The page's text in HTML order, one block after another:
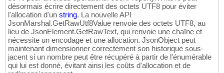
désormais écrire directement des octets UTF8 pour éviter
l'allocation d'un string. La nouvelle API
JsonMarshal.GetRawUtf8Value renvoie des octets UTF8, au
lieu de JsonElement.GetRawText, qui renvoie une chaîne et
nécessite un encodage et une allocation. JsonObject peut
maintenant dimensionner correctement son historique sous-
jacent si un nombre peut être récupéré à partir de l'énumérable
qui lui est donné, évitant ainsi les coûts d'allocation et de